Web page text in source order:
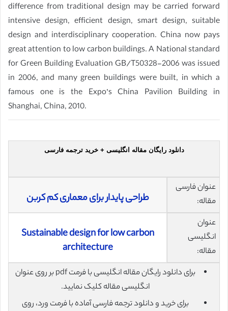
difference from traditional design may be carried forward
intensive design, efficient design, smart design, suitable
design and interdisciplinary cooperation. China now pays
great attention to low carbon buildings. A National standard
for Green Building Evaluation GB/T50328-2006 was issued
in 2006, and many green buildings were built, in which a
famous one is the Expo’s China Pavilion Building in
Shanghai, China, 2010.
دانلود رایگان مقاله انگلیسی + خرید ترجمه فارسی
عنوان فارسی
مقاله:
طراحی پایدار برای معماری کم کربن
عنوان
انگلیسی
مقاله:
Sustainable design for low carbon
architecture
برای دانلود رایگان مقاله انگلیسی با فرمت pdf بر روی عنوان
انگلیسی مقاله کلیک نمایید.
برای خرید و دانلود ترجمه فارسی آماده با فرمت ورد، روی